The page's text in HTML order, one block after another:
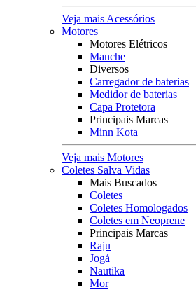
Veja mais Acessórios
Motores
Motores Elétricos
Manche
Diversos
Carregador de baterias
Medidor de baterias
Capa Protetora
Principais Marcas
Minn Kota
Veja mais Motores
Coletes Salva Vidas
Mais Buscados
Coletes
Coletes Homologados
Coletes em Neoprene
Principais Marcas
Raju
Jogá
Nautika
Mor